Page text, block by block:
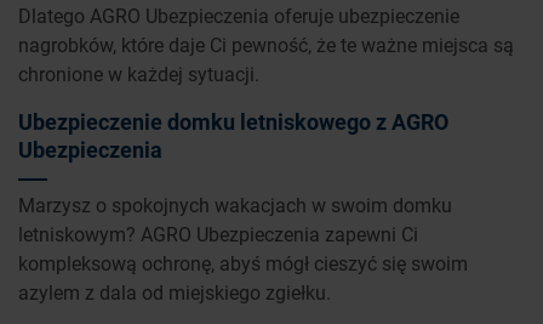
Dlatego AGRO Ubezpieczenia oferuje ubezpieczenie
nagrobków, które daje Ci pewność, że te ważne miejsca są
chronione w każdej sytuacji.
Ubezpieczenie domku letniskowego z AGRO
Ubezpieczenia
Marzysz o spokojnych wakacjach w swoim domku
letniskowym? AGRO Ubezpieczenia zapewni Ci
kompleksową ochronę, abyś mógł cieszyć się swoim
azylem z dala od miejskiego zgiełku.